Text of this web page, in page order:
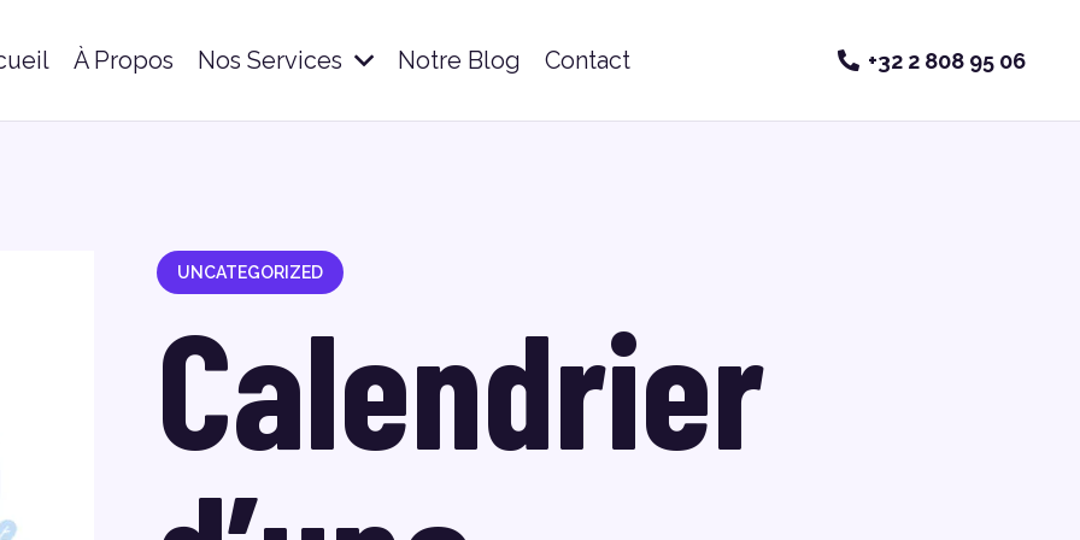
À Propos Nos Services Notre Blog Contact +32 2 808 95 06
UNCATEGORIZED
Calendrier